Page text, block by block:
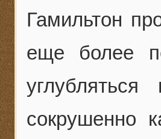
Гамильтон
еще более
сокрушенно